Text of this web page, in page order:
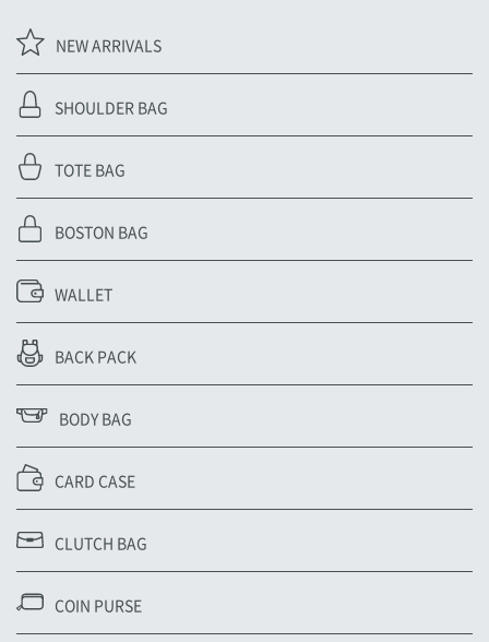
NEW ARRIVALS
SHOULDER BAG
TOTE BAG
BOSTON BAG
WALLET
BACK PACK
BODY BAG
CARD CASE
CLUTCH BAG
COIN PURSE